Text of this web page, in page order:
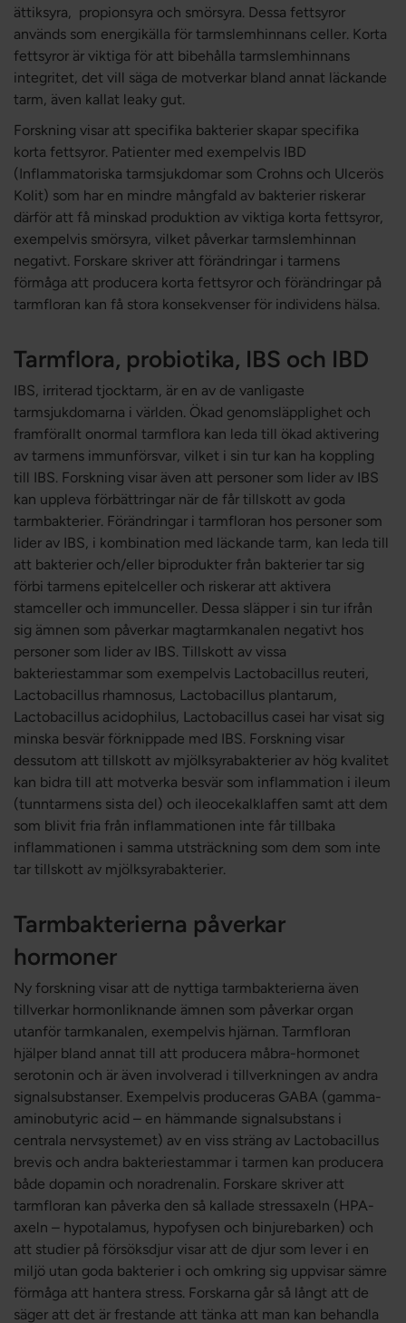
ättiksyra, propionsyra och smörsyra. Dessa fettsyror
används som energikälla för tarmslemhinnans celler. Korta
fettsyror är viktiga för att bibehålla tarmslemhinnans
integritet, det vill säga de motverkar bland annat läckande
tarm, även kallat leaky gut.
Forskning visar att specifika bakterier skapar specifika
korta fettsyror. Patienter med exempelvis IBD
(Inflammatoriska tarmsjukdomar som Crohns och Ulcerös
Kolit) som har en mindre mångfald av bakterier riskerar
därför att få minskad produktion av viktiga korta fettsyror,
exempelvis smörsyra, vilket påverkar tarmslemhinnan
negativt. Forskare skriver att förändringar i tarmens
förmåga att producera korta fettsyror och förändringar på
tarmfloran kan få stora konsekvenser för individens hälsa.
Tarmflora, probiotika, IBS och IBD
IBS, irriterad tjocktarm, är en av de vanligaste
tarmsjukdomarna i världen. Ökad genomsläpplighet och
framförallt onormal tarmflora kan leda till ökad aktivering
av tarmens immunförsvar, vilket i sin tur kan ha koppling
till IBS. Forskning visar även att personer som lider av IBS
kan uppleva förbättringar när de får tillskott av goda
tarmbakterier. Förändringar i tarmfloran hos personer som
lider av IBS, i kombination med läckande tarm, kan leda till
att bakterier och/eller biprodukter från bakterier tar sig
förbi tarmens epitelceller och riskerar att aktivera
stamceller och immunceller. Dessa släpper i sin tur ifrån
sig ämnen som påverkar magtarmkanalen negativt hos
personer som lider av IBS. Tillskott av vissa
bakteriestammar som exempelvis Lactobacillus reuteri,
Lactobacillus rhamnosus, Lactobacillus plantarum,
Lactobacillus acidophilus, Lactobacillus casei har visat sig
minska besvär förknippade med IBS. Forskning visar
dessutom att tillskott av mjölksyrabakterier av hög kvalitet
kan bidra till att motverka besvär som inflammation i ileum
(tunntarmens sista del) och ileocekalklaffen samt att dem
som blivit fria från inflammationen inte får tillbaka
inflammationen i samma utsträckning som dem som inte
tar tillskott av mjölksyrabakterier.
Tarmbakterierna påverkar
hormoner
Ny forskning visar att de nyttiga tarmbakterierna även
tillverkar hormonliknande ämnen som påverkar organ
utanför tarmkanalen, exempelvis hjärnan. Tarmfloran
hjälper bland annat till att producera måbra-hormonet
serotonin och är även involverad i tillverkningen av andra
signalsubstanser. Exempelvis produceras GABA (gamma-
aminobutyric acid – en hämmande signalsubstans i
centrala nervsystemet) av en viss sträng av Lactobacillus
brevis och andra bakteriestammar i tarmen kan producera
både dopamin och noradrenalin. Forskare skriver att
tarmfloran kan påverka den så kallade stressaxeln (HPA-
axeln – hypotalamus, hypofysen och binjurebarken) och
att studier på försöksdjur visar att de djur som lever i en
miljö utan goda bakterier i och omkring sig uppvisar sämre
förmåga att hantera stress. Forskarna går så långt att de
säger att det är frestande att tänka att man kan behandla